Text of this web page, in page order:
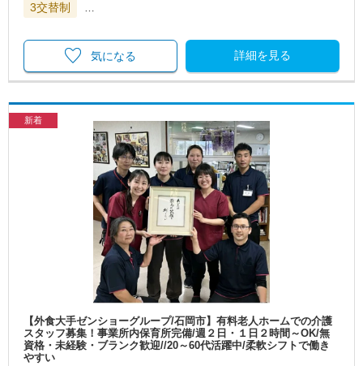
3交替制
…
詳細を見る
気になる
新着
【外食大手ゼンショーグループ/石岡市】有料老人ホームでの介護
スタッフ募集！事業所内保育所完備/週２日・１日２時間～OK/無
資格・未経験・ブランク歓迎//20～60代活躍中/柔軟シフトで働き
やすい